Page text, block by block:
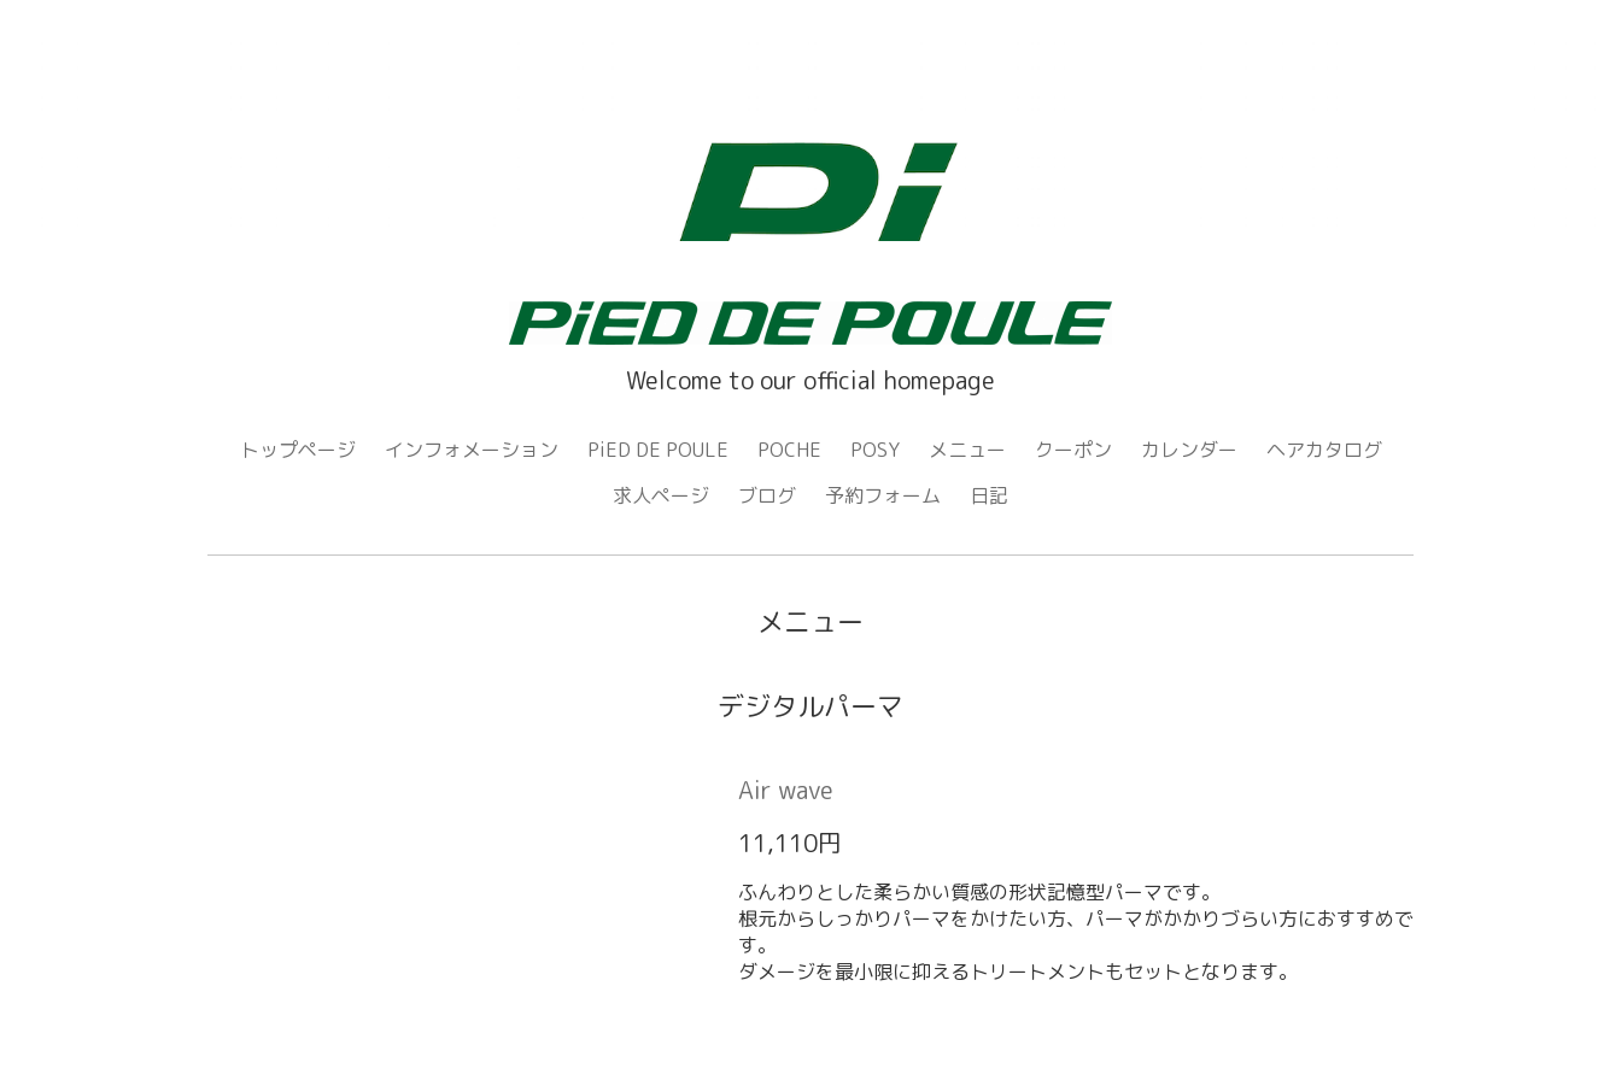
Welcome to our official homepage
トップページ インフォメーション PiED DE POULE POCHE POSY メニュー クーポン カレンダー
ヘアカタログ
求人ページ
ブログ 予約フォーム 日記
メニュー
デジタルパーマ
Air wave
11,110円
ふんわりとした柔らかい質感の形状記憶型パーマです。
根元からしっかりパーマをかけたい方、パーマがかかりづらい方におすすめで
す。
ダメージを最小限に抑えるトリートメントもセットとなります。